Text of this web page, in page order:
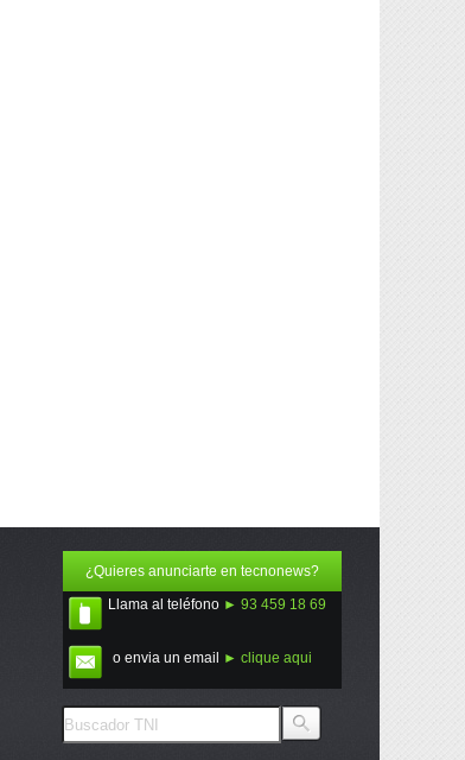
¿Quieres anunciarte en tecnonews?
Llama al teléfono ► 93 459 18 69
o envia un email ► clique aqui